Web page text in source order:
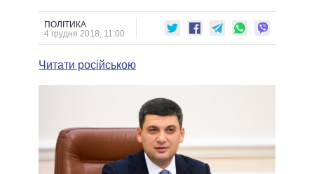
ГОЛОВИ ОБЛАДМІНІСТРАЦІЙ
МЕРИ МІСТ
ВСІ ПЕРСОНИ
ПОРІВНЯННЯ ПОЛІТИКІВ
ПОЛІТИКА
4 грудня 2018, 11:00
Читати російською